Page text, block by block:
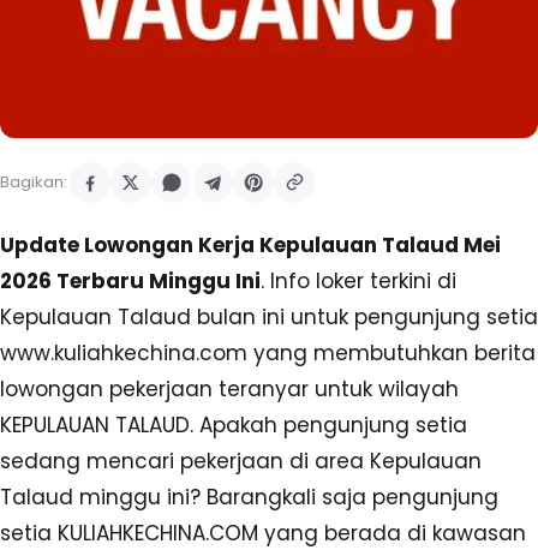
Bagikan:
Update Lowongan Kerja Kepulauan Talaud Mei
2026 Terbaru Minggu Ini. Info loker terkini di
Kepulauan Talaud bulan ini untuk pengunjung setia
www.kuliahkechina.com yang membutuhkan berita
lowongan pekerjaan teranyar untuk wilayah
KEPULAUAN TALAUD. Apakah pengunjung setia
sedang mencari pekerjaan di area Kepulauan
Talaud minggu ini? Barangkali saja pengunjung
setia KULIAHKECHINA.COM yang berada di kawasan